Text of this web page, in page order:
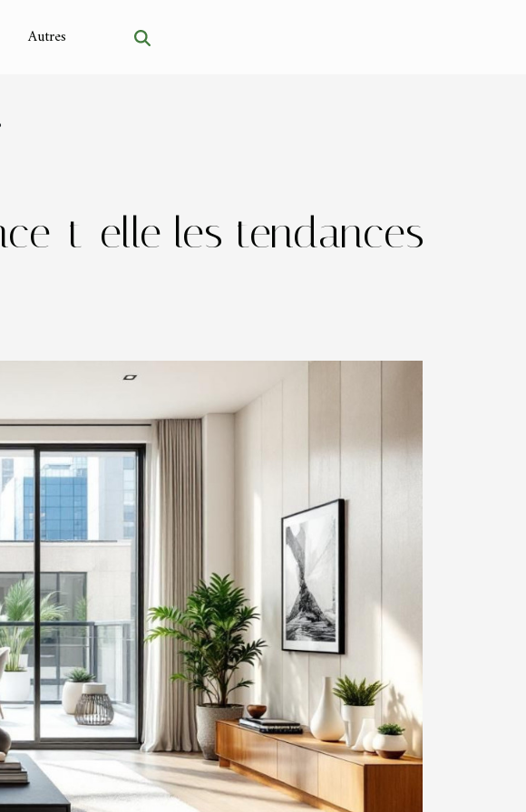
Autres
t-elle les tendances